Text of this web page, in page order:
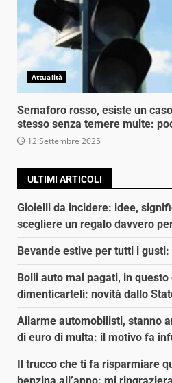
Attualità
Semaforo rosso, esiste un
stesso senza temere multe:
12 Settembre 2025
ULTIMI ARTICOLI
Gioielli da incidere: idee,
scegliere un regalo davvero
Bevande estive per tutti i
Bolli auto mai pagati, in questo
dimenticarteli: novità dallo
Allarme automobilisti, stanno
di euro di multa: il motivo fa
Il trucco che ti fa risparmiare
benzina all’anno: mi